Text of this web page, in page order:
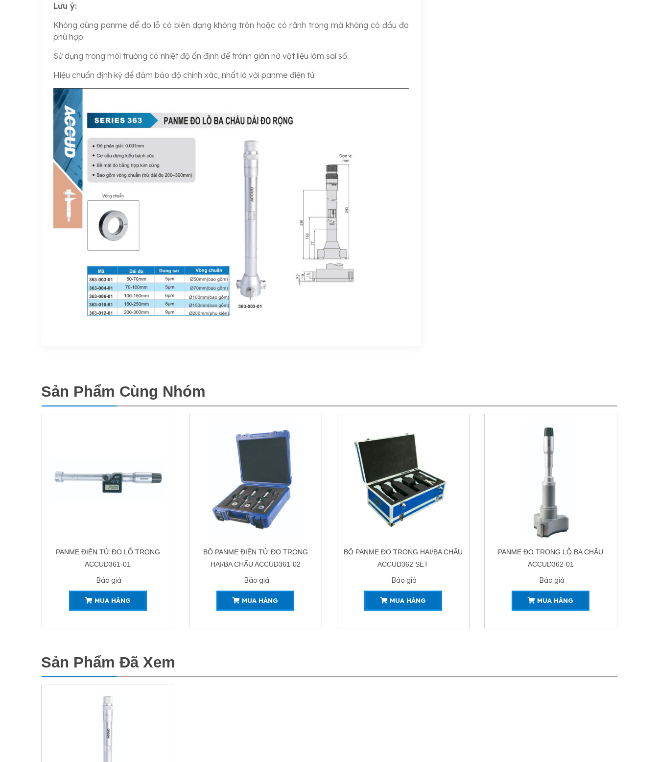
Lưu ý:
Không dùng panme để đo lỗ có biên dạng không tròn hoặc có rãnh trong mà không có đầu đo
phù hợp.
Sử dụng trong môi trường có nhiệt độ ổn định để tránh giãn nở vật liệu làm sai số.
Hiệu chuẩn định kỳ để đảm bảo độ chính xác, nhất là với panme điện tử.
Sản Phẩm Cùng Nhóm
PANME ĐIỆN TỬ ĐO LỖ TRONG
ACCUD361-01
Báo giá
MUA HÀNG
BỘ PANME ĐIỆN TỬ ĐO TRONG
HAI/BA CHẤU ACCUD361-02
Báo giá
MUA HÀNG
BỘ PANME ĐO TRONG HAI/BA CHẤU
ACCUD362 SET
Báo giá
MUA HÀNG
PANME ĐO TRONG LỖ BA CHẤU
ACCUD362-01
Báo giá
MUA HÀNG
Sản Phẩm Đã Xem